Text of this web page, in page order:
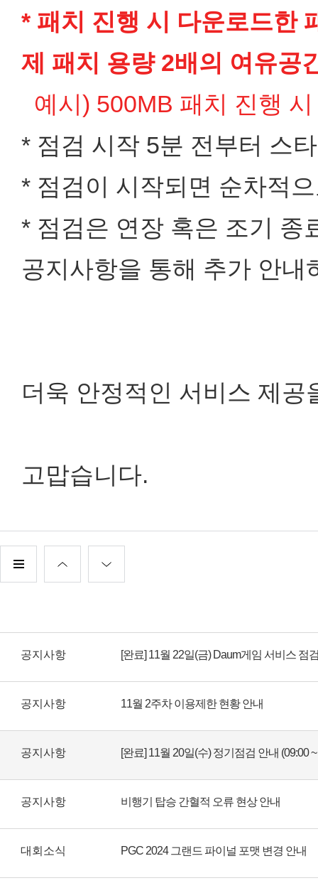
* 패치 진행 시 다운로드한
제 패치 용량 2배의 여유공
예시) 500MB 패치 진행
* 점검 시작 5분 전부터 스
* 점검이 시작되면 순차적
* 점검은 연장 혹은 조기 종
공지사항을 통해 추가 안내
더욱 안정적인 서비스 제
고맙습니다.
공지사항 [완료] 11월 22일(금) Daum게임 서비스 점
공지사항 11월 2주차 이용제한 현황 안내
공지사항 [완료] 11월 20일(수) 정기점검 안내 (09:00
공지사항 비행기 탑승 간혈적 오류 현상 안내
대회소식 PGC 2024 그랜드 파이널 포맷 변경 안내